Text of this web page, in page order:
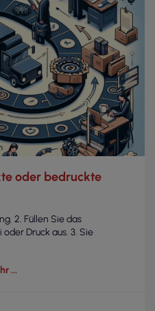
oder bedruckte
2. Füllen Sie das
Druck aus. 3. Sie